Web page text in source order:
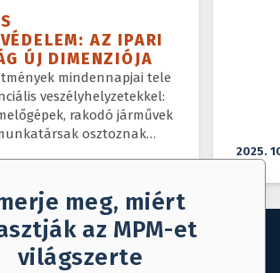
AZ IPARI
ÚJ DIMENZIÓJA
mindennapjai tele
veszélyhelyzetekkel:
rakodó járművek
osztoznak
2025.
meg, miért
az MPM-et
világszerte